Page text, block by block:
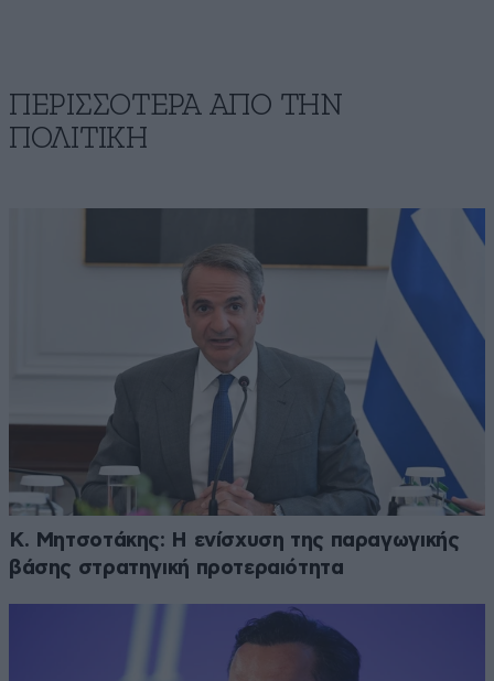
ΠΕΡΙΣΣΟΤΕΡΑ ΑΠΟ ΤΗΝ
ΠΟΛΙΤΙΚΗ
Κ. Μητσοτάκης: Η ενίσχυση της παραγωγικής
βάσης στρατηγική προτεραιότητα